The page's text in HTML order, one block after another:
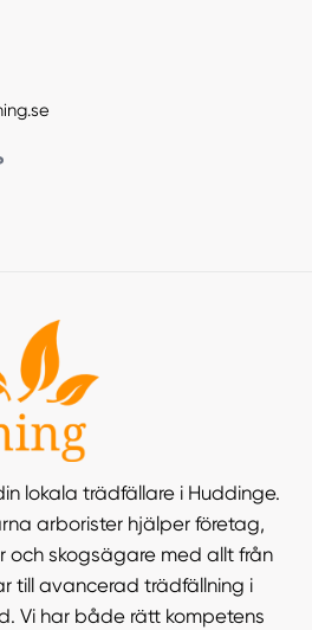
lokala trädfällare i Huddinge.
arborister hjälper företag,
och skogsägare med allt från
till avancerad trädfällning i
Vi har både rätt kompetens